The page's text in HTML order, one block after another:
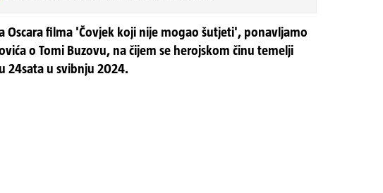
Oscara filma 'Čovjek koji nije mogao šutjeti', ponavljamo
o Tomi Buzovu, na čijem se herojskom činu temelji
24sata u svibnju 2024.